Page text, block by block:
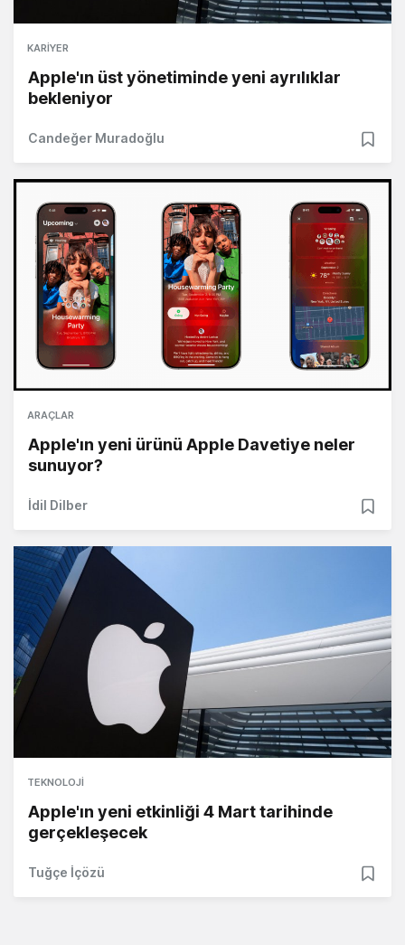
KARIYER
Apple'ın üst yönetiminde yeni ayrılıklar
bekleniyor
Candeğer Muradoğlu
ARAÇLAR
Apple'ın yeni ürünü Apple Davetiye neler
sunuyor?
İdil Dilber
TEKNOLOJI
Apple'ın yeni etkinliği 4 Mart tarihinde
gerçekleşecek
Tuğçe İçözü